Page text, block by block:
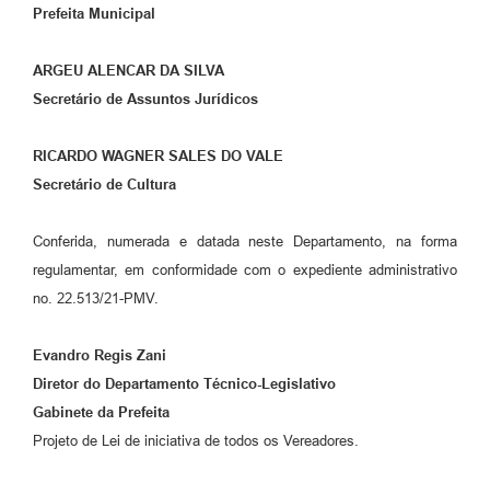
Prefeita Municipal
ARGEU ALENCAR DA SILVA
Secretário de Assuntos Jurídicos
RICARDO WAGNER SALES DO VALE
Secretário de Cultura
Conferida, numerada e datada neste Departamento, na forma
regulamentar, em conformidade com o expediente administrativo
no. 22.513/21-PMV.
Evandro Regis Zani
Diretor do Departamento Técnico-Legislativo
Gabinete da Prefeita
Projeto de Lei de iniciativa de todos os Vereadores.